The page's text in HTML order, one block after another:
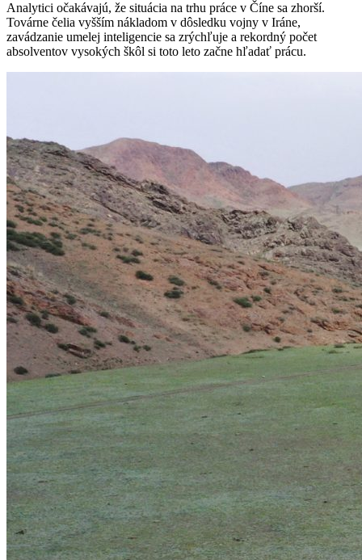
Analytici očakávajú, že situácia na trhu práce v Číne sa zhorší.
Továrne čelia vyšším nákladom v dôsledku vojny v Iráne,
zavádzanie umelej inteligencie sa zrýchľuje a rekordný počet
absolventov vysokých škôl si toto leto začne hľadať prácu.